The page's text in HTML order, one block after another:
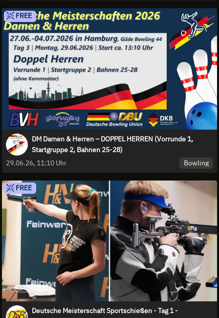
FREE
DM Damen & Herren – DOPPEL HERREN (Vorrunde 1,
Startgruppe 2, Bahnen 25-28)
29.06.26, 11:10 Uhr
Bowling
FREE
Deutsche Meisterschaft Sportschießen - Tag 1 -